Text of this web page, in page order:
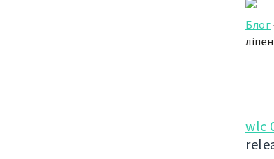
Блог
wlc